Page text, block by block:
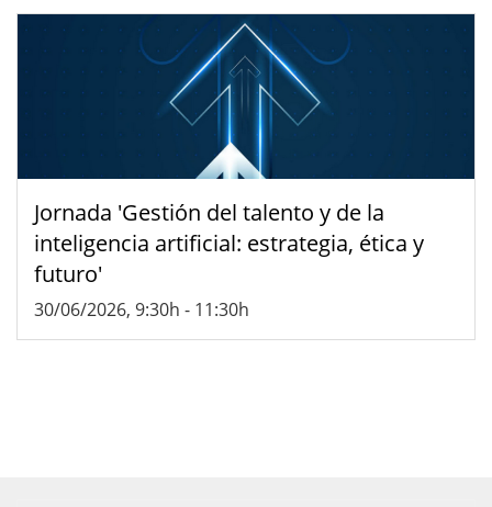
Jornada 'Gestión del talento y de la
inteligencia artificial: estrategia, ética y
futuro'
30/06/2026, 9:30h - 11:30h